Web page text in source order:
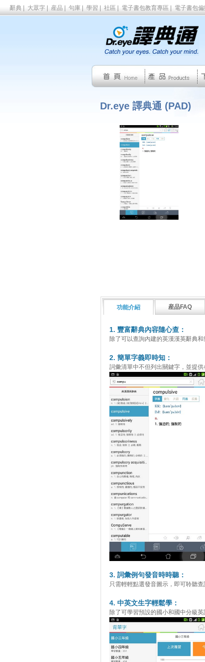
辭典 大眾字 産品 句庫 學習 社區 電子書包教育專區 電子書包
Dr.eye 譯典通 (PAD)
功能介紹 産品FAQ
1. 豐富辭典內容隨心查：
除了可以查詢內建的英漢漢英辭典
2. 簡單字義即時知：
詞彙清單中不但列出關鍵字，並提
3. 詞彙例句發音時時聽：
只需輕輕點選發音圖示，即可聆聽
4. 中英文生字輕鬆學：
除了可學習預設的國小和國中分級